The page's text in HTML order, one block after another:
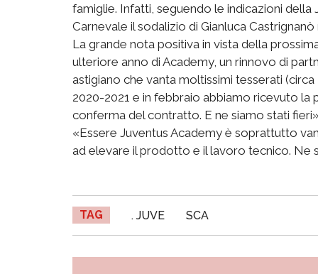
famiglie. Infatti, seguendo le indicazioni
Carnevale il sodalizio di Gianluca
La grande nota positiva in vista della
ulteriore anno di Academy, un rinnovo di
astigiano che vanta moltissimi tesserati
2020-2021 e in febbraio abbiamo ricevuto
conferma del contratto. E ne siamo stati
«Essere Juventus Academy è soprattutto
ad elevare il prodotto e il lavoro tecnico. Ne
TAG . JUVE SCA